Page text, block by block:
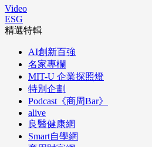
Video
ESG
精選特輯
AI創新百強
名家專欄
MIT-U 企業探照燈
特別企劃
Podcast《商周Bar》
alive
良醫健康網
Smart自學網